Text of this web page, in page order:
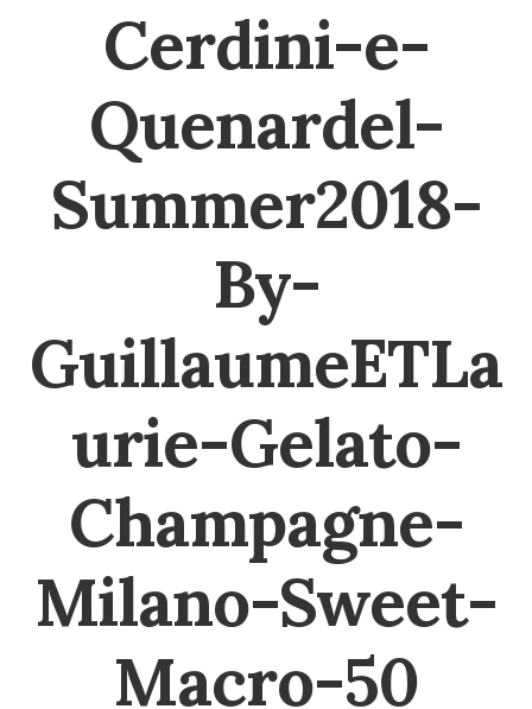
Cerdini-e-
Quenardel-
Summer2018-
By-
GuillaumeETLa
urie-Gelato-
Champagne-
Milano-Sweet-
Macro-50